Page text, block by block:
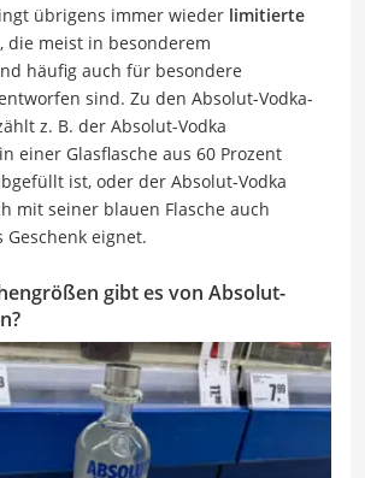
übrigens immer wieder limitierte
die meist in besonderem
häufig auch für besondere
sind. Zu den Absolut-Vodka-
z. B. der Absolut-Vodka
einer Glasflasche aus 60 Prozent
ist, oder der Absolut-Vodka
mit seiner blauen Flasche auch
eignet.
gibt es von Absolut-